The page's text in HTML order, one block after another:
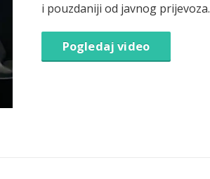
i pouzdaniji od javnog prijevoza.
Pogledaj video